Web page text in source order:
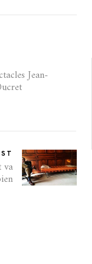
Jean-
va